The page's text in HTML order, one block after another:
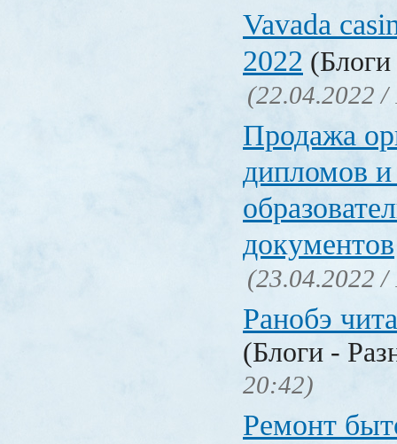
Vavada
2022
(22.04.2022 /
Продажа
дипломов и
документов
(23.04.2022 /
Ранобэ
(Блоги -
20:42)
Ремонт